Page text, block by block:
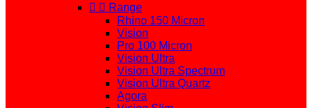
  Range
Rhino 150 Micron
Vision
Pro 100 Micron
Vision Ultra
Vision Ultra Spectrum
Vision Ultra Quartz
Agora